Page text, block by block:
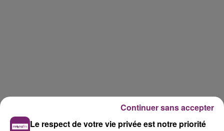
LES AUTRES JEUX >
Le respect de votre vie privée est notre priorité
Continuer sans accepter